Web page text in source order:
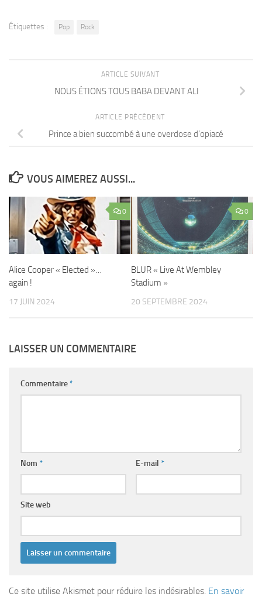
Étiquettes : Pop Rock
ARTICLE SUIVANT
NOUS ÉTIONS TOUS BABA DEVANT ALI
ARTICLE PRÉCÉDENT
Prince a bien succombé à une overdose d’opiacé
VOUS AIMEREZ AUSSI...
0
Alice Cooper « Elected »…
again !
17 JUIN 2024
0
BLUR « Live At Wembley
Stadium »
20 SEPTEMBRE 2024
LAISSER UN COMMENTAIRE
Commentaire*
Nom * E-mail *
Site web
Ce site utilise Akismet pour réduire les indésirables. En savoir